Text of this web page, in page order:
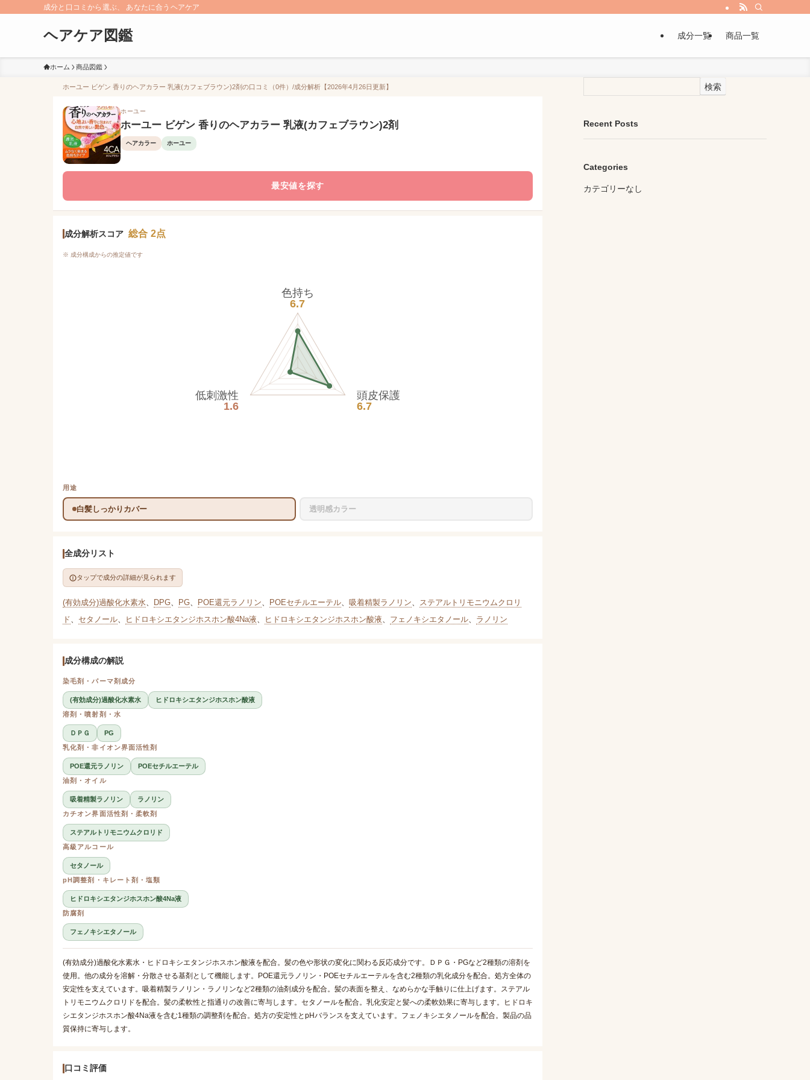
成分と口コミから選ぶ、 あなたに合うヘアケア
ヘアケア図鑑 成分一覧 商品一覧
ホーム 商品図鑑
ホーユー ビゲン 香りのヘアカラー 乳液(カフェブラウン)2剤の口コミ（0件）/成分解析【2026年4月26日更新】
ホーユー
ホーユー ビゲン 香りのヘアカラー 乳液(カフェブラウン)2剤
ヘアカラー ホーユー
最安値を探す
成分解析スコア 総合 2点
※ 成分構成からの推定値です
色持ち
6.7
頭皮保護
6.7
低刺激性
1.6
用途
白髪しっかりカバー 透明感カラー
全成分リスト
タップで成分の詳細が見られます
(有効成分)過酸化水素水、 DPG、 PG、 POE還元ラノリン、 POEセチルエーテル、 吸着精製ラノリン、 ステアルトリモニウムクロリ
ド、 セタノール、 ヒドロキシエタンジホスホン酸4Na液、 ヒドロキシエタンジホスホン酸液、 フェノキシエタノール、 ラノリン
成分構成の解説
染毛剤・パーマ剤成分
(有効成分)過酸化水素水
ヒドロキシエタンジホスホン酸液
溶剤・噴射剤・水
ＤＰＧ
PG
乳化剤・非イオン界面活性剤
POE還元ラノリン
POEセチルエーテル
油剤・オイル
吸着精製ラノリン
ラノリン
カチオン界面活性剤・柔軟剤
ステアルトリモニウムクロリド
高級アルコール
セタノール
pH調整剤・キレート剤・塩類
ヒドロキシエタンジホスホン酸4Na液
防腐剤
フェノキシエタノール
(有効成分)過酸化水素水・ヒドロキシエタンジホスホン酸液を配合。髪の色や形状の変化に関わる反応成分です。ＤＰＧ・PGなど2種類の溶剤を
使用。他の成分を溶解・分散させる基剤として機能します。POE還元ラノリン・POEセチルエーテルを含む2種類の乳化成分を配合。処方全体の
安定性を支えています。吸着精製ラノリン・ラノリンなど2種類の油剤成分を配合。髪の表面を整え、なめらかな手触りに仕上げます。ステアル
トリモニウムクロリドを配合。髪の柔軟性と指通りの改善に寄与します。セタノールを配合。乳化安定と髪への柔軟効果に寄与します。ヒドロキ
シエタンジホスホン酸4Na液を含む1種類の調整剤を配合。処方の安定性とpHバランスを支えています。フェノキシエタノールを配合。製品の品
質保持に寄与します。
口コミ評価
検索
Recent Posts
Categories
カテゴリーなし